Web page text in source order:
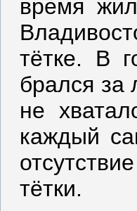
время
тётке. В
брался за
не
каждый
тётки.